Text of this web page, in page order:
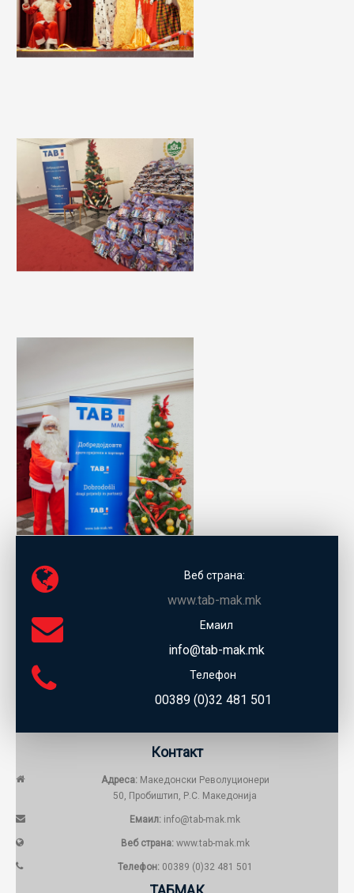
Веб страна:
www.tab-mak.mk
Емаил
info@tab-mak.mk
Телефон
00389 (0)32 481 501
Контакт
Адреса:Македонски Револуционери
50, Пробиштип, Р.С. Македонија
Емаил: info@tab-mak.mk
Веб страна: www.tab-mak.mk
Телефон:00389 (0)32 481 501